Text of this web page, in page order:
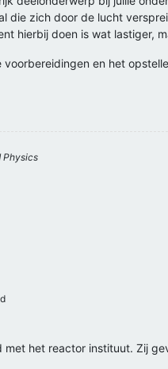
die zich door de lucht
hierbij doen is wat lastiger,
voorbereidingen en het
Physics
het reactor instituut. Zij